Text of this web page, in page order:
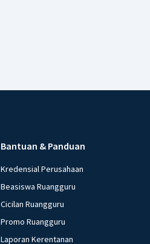
Bantuan & Panduan
Kredensial Perusahaan
Beasiswa Ruangguru
Cicilan Ruangguru
Promo Ruangguru
Laporan Kerentanan